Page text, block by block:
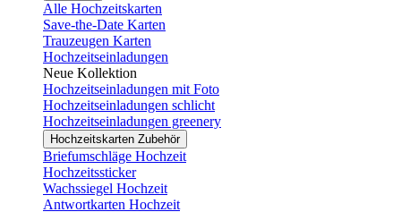
Alle Hochzeitskarten
Save-the-Date Karten
Trauzeugen Karten
Hochzeitseinladungen
Neue Kollektion
Hochzeitseinladungen mit Foto
Hochzeitseinladungen schlicht
Hochzeitseinladungen greenery
Hochzeitskarten Zubehör
Briefumschläge Hochzeit
Hochzeitssticker
Wachssiegel Hochzeit
Antwortkarten Hochzeit